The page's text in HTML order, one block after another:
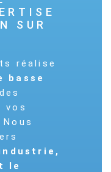
SUR
réalise
basse
vos
le